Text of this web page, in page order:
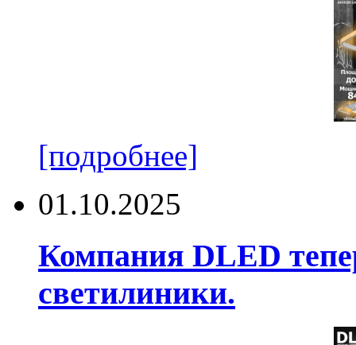
[подробнее]
01.10.2025
Компания DLED
светилиники.